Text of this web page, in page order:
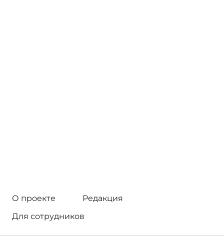
О проекте
Редакция
Для сотрудников